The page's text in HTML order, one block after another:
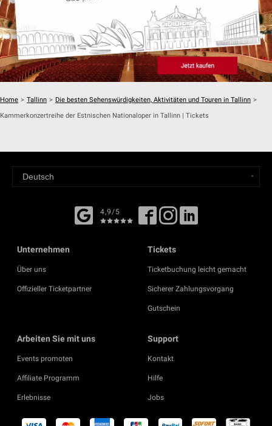
Home > Tallinn > Die besten Sehenswürdigkeiten, Aktivitäten und Touren in Tallinn >
Kammerkonzertreihe der Estnischen Nationaloper in Tallinn | Tickets
4,9/5
Unternehmen
Über uns
Offizieller Ticketpartner
Tickets
Ticketbuchung leicht gemacht
Sicherer Zahlungsvorgang
Gutschein
Arbeiten Sie mit uns
Events promoten
Affiliate Programm
Erlebnisse
Support
Kontakt
Hilfe
Jobs